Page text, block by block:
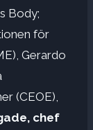
Body;
för
Gerardo
(CEOE),
chef